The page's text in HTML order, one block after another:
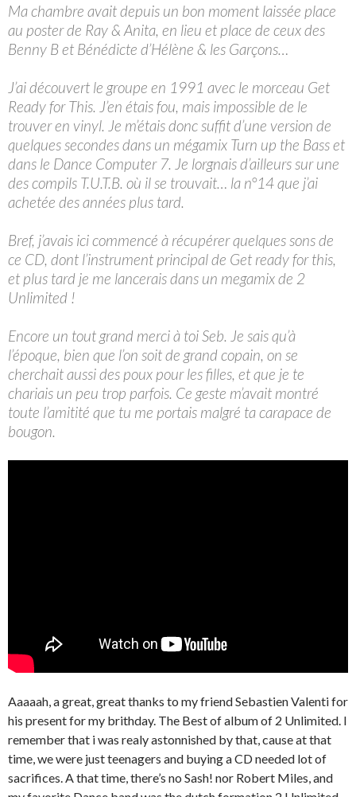
Ma chambre avait depuis un bon moment laissée place
au poster de Ray & Anita, en lieu et place de ceux des
Benny B et Bénédicte d’Hélène & les Garçons…
J’ai découvert le groupe en 1991 avec le morceau Get
Ready for This. J’en étais fou, mais impossible de le
trouver en vinyl. Je m’étais donc suffit d’une version de
quelques secondes dans un mégamix Turn up the Bass et
dans le Dance Computer 7. Je lorgnais d’ailleurs sur une
des compils T.U.T.B. où il se trouvait… la n°14 que j’ai
achetée des années plus tard.
Bref, j’avais ici commencé à récupérer quelques sons de
ce CD, dont l’instrument principal de Get ready for this,
et plus tard je me lancerais dans un megamix de 2
Unlimited !
Encore un tout grand merci à toi Seb. Je sais qu’à
l’époque, bien que l’on soit de grand copain, on se
cherchait aussi des poux pour les filles, et que je te
chariais un peu trop parfois. Ce geste m’avait montré
toute l’amitité que tu me portais malgré ta carapace de
bougon.
Aaaaah, a great, great thanks to my friend Sebastien Valenti for
his present for my brithday. The Best of album of 2 Unlimited. I
remember that i was realy astonnished by that, cause at that
time, we were just teenagers and buying a CD needed lot of
sacrifices. A that time, there’s no Sash! nor Robert Miles, and